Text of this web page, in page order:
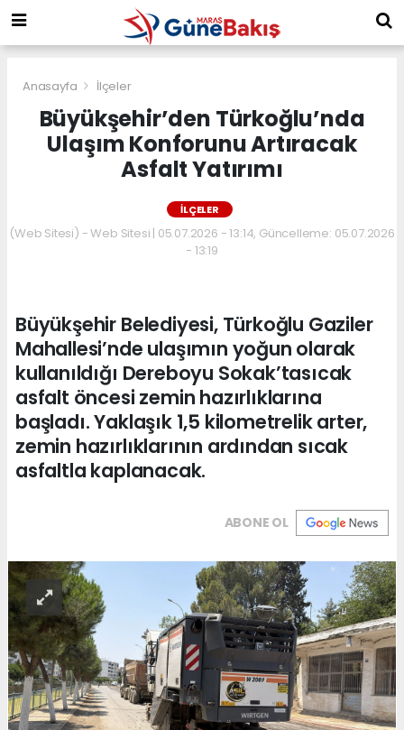
Anasayfa İlçeler
Büyükşehir’den Türkoğlu’nda
Ulaşım Konforunu Artıracak
Asfalt Yatırımı
İLÇELER
(Web Sitesi) - Web Sitesi | 05.07.2026 - 13:14, Güncelleme: 05.07.2026
- 13:19
Büyükşehir Belediyesi, Türkoğlu Gaziler
Mahallesi’nde ulaşımın yoğun olarak
kullanıldığı Dereboyu Sokak’tasıcak
asfalt öncesi zemin hazırlıklarına
başladı. Yaklaşık 1,5 kilometrelik arter,
zemin hazırlıklarının ardından sıcak
asfaltla kaplanacak.
ABONE OL